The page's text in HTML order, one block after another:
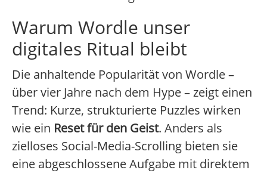
Warum Wordle unser
digitales Ritual bleibt
Die anhaltende Popularität von Wordle –
über vier Jahre nach dem Hype – zeigt einen
Trend: Kurze, strukturierte Puzzles wirken
wie ein Reset für den Geist. Anders als
zielloses Social-Media-Scrolling bieten sie
eine abgeschlossene Aufgabe mit direktem